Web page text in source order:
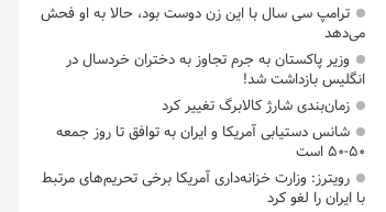
ترامپ سی سال با این زن دوست بود، حالا به او فحش
می‌دهد
وزیر پاکستان به جرم تجاوز به دختران خردسال در
انگلیس بازداشت شد!
زمان‌بندی شارژ کالابرگ تغییر کرد
شانس دستیابی آمریکا و ایران به توافق تا روز جمعه
۵۰-۵۰ است
رویترز: وزارت خزانه‌داری آمریکا برخی تحریم‌های مرتبط
با ایران را لغو کرد